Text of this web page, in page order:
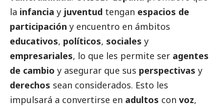
la infancia y juventud tengan espacios de
participación y encuentro en ámbitos
educativos, políticos, sociales y
empresariales, lo que les permite ser agentes
de cambio y asegurar que sus perspectivas y
derechos sean considerados. Esto les
impulsará a convertirse en adultos con voz,